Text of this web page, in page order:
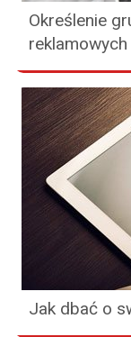
Określenie
reklamowych
Jak dbać o